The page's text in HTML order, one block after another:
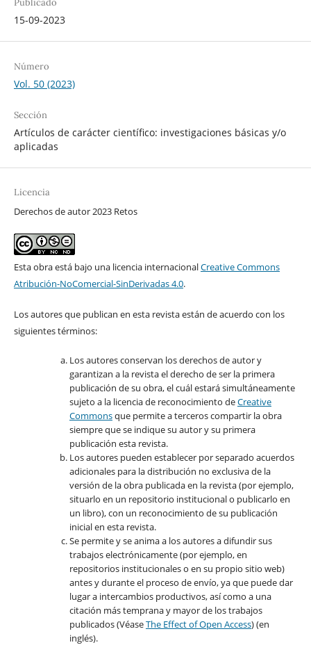
Publicado
15-09-2023
Número
Vol. 50 (2023)
Sección
Artículos de carácter científico: investigaciones básicas y/o
aplicadas
Licencia
Derechos de autor 2023 Retos
Esta obra está bajo una licencia internacionalCreative Commons
Atribución-NoComercial-SinDerivadas 4.0.
Los autores que publican en esta revista están de acuerdo con los
siguientes términos:
Los autores conservan los derechos de autor y
garantizan a la revista el derecho de ser la primera
publicación de su obra, el cuál estará simultáneamente
sujeto a la licencia de reconocimiento deCreative
Commonsque permite a terceros compartir la obra
siempre que se indique su autor y su primera
publicación esta revista.
Los autores pueden establecer por separado acuerdos
adicionales para la distribución no exclusiva de la
versión de la obra publicada en la revista (por ejemplo,
situarlo en un repositorio institucional o publicarlo en
un libro), con un reconocimiento de su publicación
inicial en esta revista.
Se permite y se anima a los autores a difundir sus
trabajos electrónicamente (por ejemplo, en
repositorios institucionales o en su propio sitio web)
antes y durante el proceso de envío, ya que puede dar
lugar a intercambios productivos, así como a una
citación más temprana y mayor de los trabajos
publicados (VéaseThe Effect of Open Access) (en
inglés).